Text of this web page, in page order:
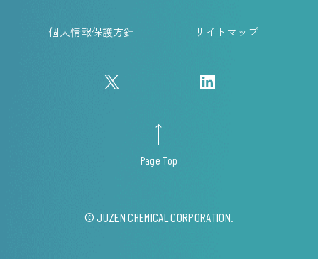
個人情報保護方針 サイトマップ
© JUZEN CHEMICAL CORPORATION.
Page Top